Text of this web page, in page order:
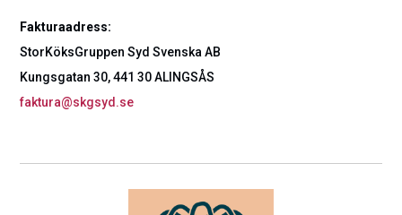
Fakturaadress:
StorKöksGruppen Syd Svenska AB
Kungsgatan 30, 441 30 ALINGSÅS
faktura@skgsyd.se